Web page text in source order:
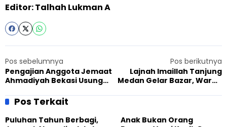
Editor: Talhah Lukman A
Pos sebelumnya
Pengajian Anggota Jemaat
Ahmadiyah Bekasi Usung
Berjamaah
Pos berikutnya
Lajnah Imaillah Tanjung
Medan Gelar Bazar, Warga
Pos Terkait
Puluhan Tahun Berbagi,
Anak Bukan Orang